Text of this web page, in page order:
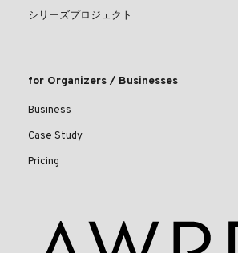
シリーズプロジェクト
for Organizers / Businesses
Business
Case Study
Pricing